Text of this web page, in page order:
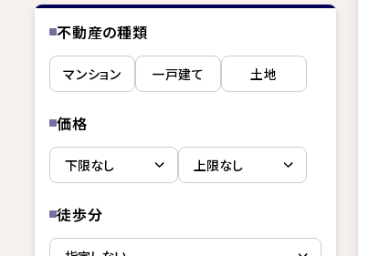
不動産の種類
マンション 一戸建て 土地
価格
徒歩分